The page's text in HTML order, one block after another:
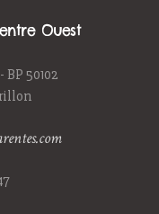
Ouest
50102